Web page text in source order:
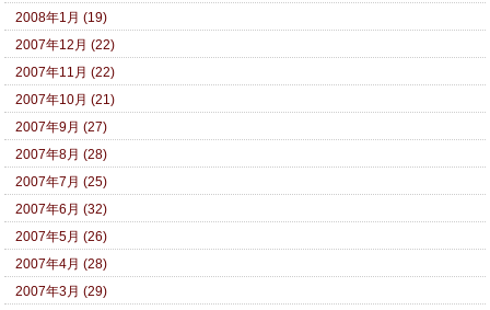
2008年1月 (19)
2007年12月 (22)
2007年11月 (22)
2007年10月 (21)
2007年9月 (27)
2007年8月 (28)
2007年7月 (25)
2007年6月 (32)
2007年5月 (26)
2007年4月 (28)
2007年3月 (29)